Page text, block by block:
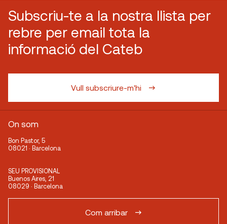
Subscriu-te a la nostra llista per
rebre per email tota la
informació del Cateb
Vull subscriure-m'hi
On som
Bon Pastor, 5
08021 · Barcelona
SEU PROVISIONAL
Buenos Aires, 21
08029 · Barcelona
Com arribar